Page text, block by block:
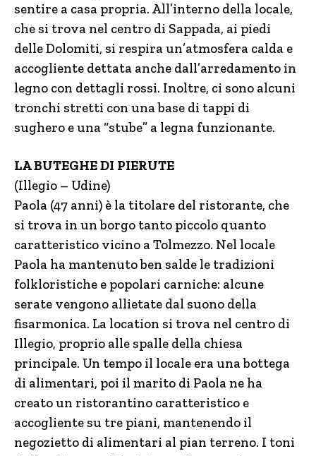
sentire a casa propria. All’interno della locale,
che si trova nel centro di Sappada, ai piedi
delle Dolomiti, si respira un’atmosfera calda e
accogliente dettata anche dall’arredamento in
legno con dettagli rossi. Inoltre, ci sono alcuni
tronchi stretti con una base di tappi di
sughero e una “stube” a legna funzionante.
LA BUTEGHE DI PIERUTE
(Illegio – Udine)
Paola (47 anni) è la titolare del ristorante, che
si trova in un borgo tanto piccolo quanto
caratteristico vicino a Tolmezzo. Nel locale
Paola ha mantenuto ben salde le tradizioni
folkloristiche e popolari carniche: alcune
serate vengono allietate dal suono della
fisarmonica. La location si trova nel centro di
Illegio, proprio alle spalle della chiesa
principale. Un tempo il locale era una bottega
di alimentari, poi il marito di Paola ne ha
creato un ristorantino caratteristico e
accogliente su tre piani, mantenendo il
negozietto di alimentari al pian terreno. I toni